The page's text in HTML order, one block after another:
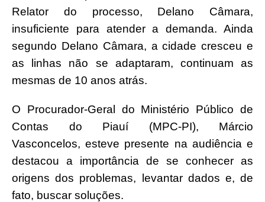
Relator do processo, Delano Câmara,
insuficiente para atender a demanda. Ainda
segundo Delano Câmara, a cidade cresceu e
as linhas não se adaptaram, continuam as
mesmas de 10 anos atrás.
O Procurador-Geral do Ministério Público de
Contas do Piauí (MPC-PI), Márcio
Vasconcelos, esteve presente na audiência e
destacou a importância de se conhecer as
origens dos problemas, levantar dados e, de
fato, buscar soluções.